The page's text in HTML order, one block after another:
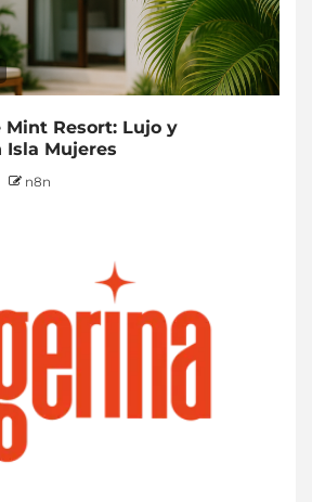
Mint Resort: Lujo y
Isla Mujeres
n8n